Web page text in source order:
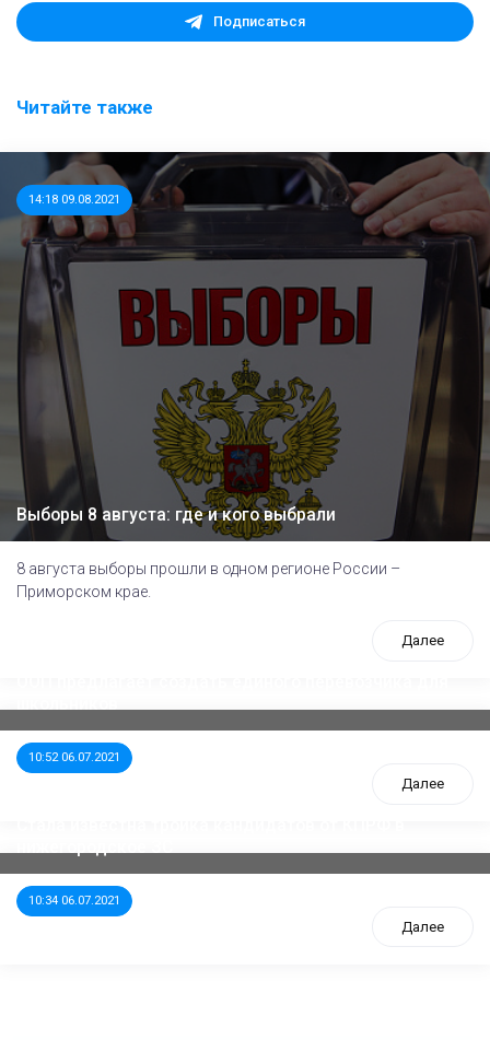
Подписаться
Читайте также
14:18 09.08.2021
Выборы 8 августа: где и кого выбрали
8 августа выборы прошли в одном регионе России –
Приморском крае.
Далее
10:52 06.07.2021
Далее
10:34 06.07.2021
Далее